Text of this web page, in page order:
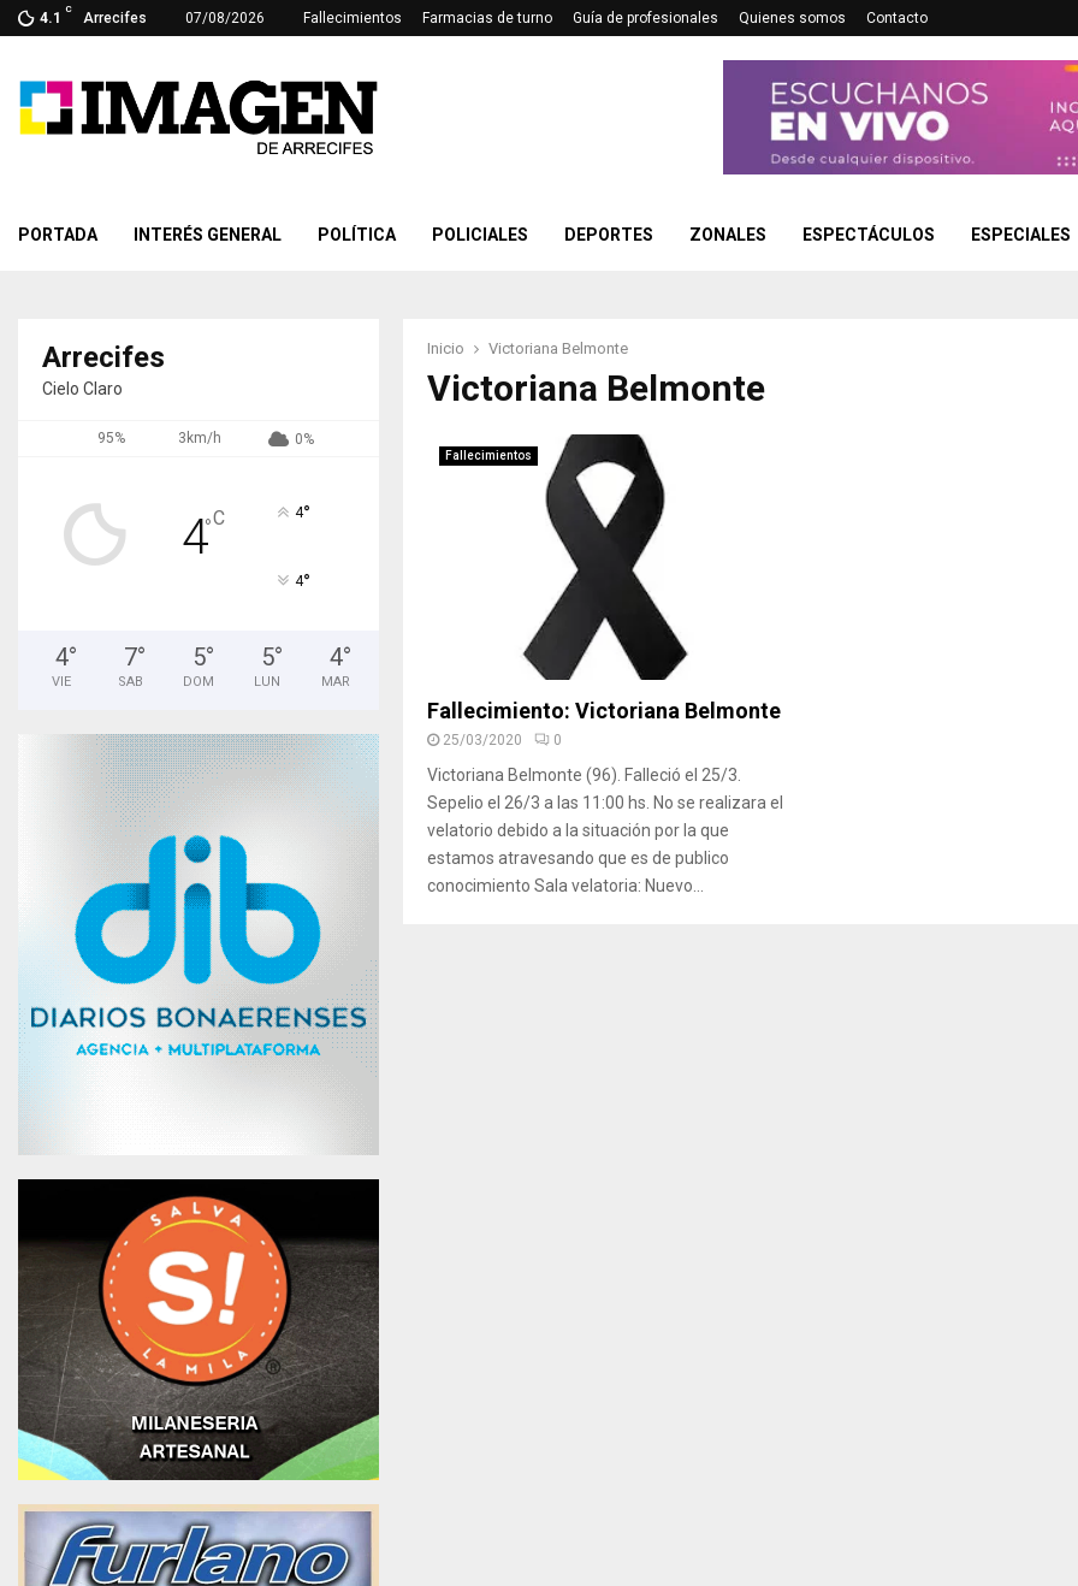
4.1
C
Arrecifes 07/08/2026 Fallecimientos Farmacias de turno Guía de profesionales Quienes somos Contacto
PORTADA INTERÉS GENERAL POLÍTICA POLICIALES DEPORTES ZONALES ESPECTÁCULOS ESPECIALES
Inicio Victoriana Belmonte
Victoriana Belmonte
Fallecimientos
Fallecimiento: Victoriana Belmonte
25/03/2020 0
Victoriana Belmonte (96). Falleció el 25/3.
Sepelio el 26/3 a las 11:00 hs. No se realizara el
velatorio debido a la situación por la que
estamos atravesando que es de publico
conocimiento Sala velatoria: Nuevo...
Arrecifes
Cielo Claro
95% 3km/h 0%
4°C 4°
4°
4°
VIE
7°
SAB
5°
DOM
5°
LUN
4°
MAR